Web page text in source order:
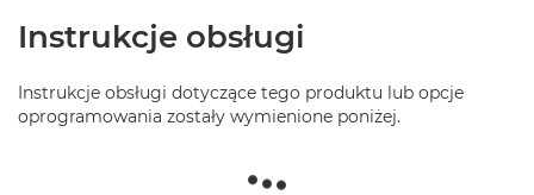
Instrukcje obsługi
Instrukcje obsługi dotyczące tego produktu lub opcje
oprogramowania zostały wymienione poniżej.